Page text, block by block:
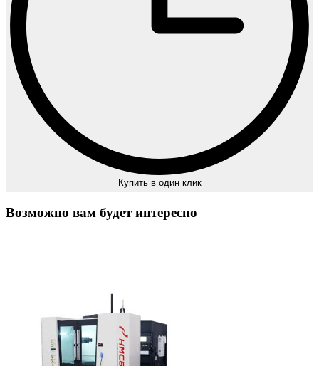
Купить в один клик
Возможно вам будет интересно